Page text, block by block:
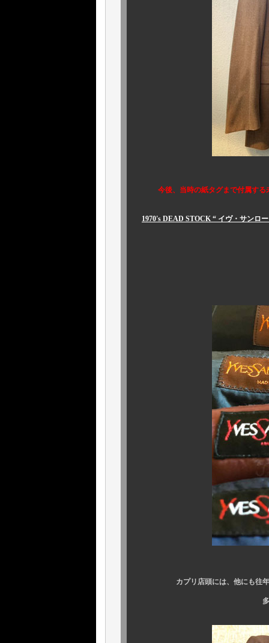
今後、当時の紙タグまで付属す
1970's DEAD STOCK “ イヴ・サンロ
カプリ店頭には、他にも往年
多数入荷してお